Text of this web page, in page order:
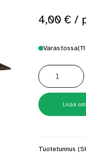
4,00 € /
Varastossa
Listanaula
1.4X40
441
Sinistetty
50kpl/Pss
määrä
Lisää
Tuotetunnus